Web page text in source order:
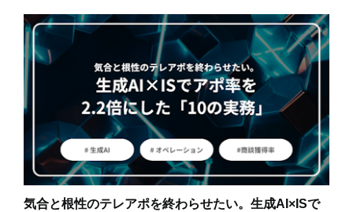
気合と根性のテレアポを終わらせたい。生成AI×ISで